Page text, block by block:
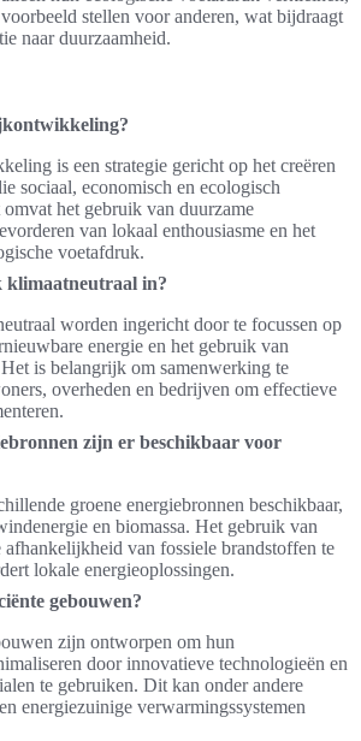
stellen voor anderen, wat bijdraagt
naar duurzaamheid.
is een strategie gericht op het creëren
sociaal, economisch en ecologisch
het gebruik van duurzame
van lokaal enthousiasme en het
voetafdruk.
klimaatneutraal in?
worden ingericht door te focussen op
energie en het gebruik van
is belangrijk om samenwerking te
overheden en bedrijven om effectieve
zijn er beschikbaar voor
groene energiebronnen beschikbaar,
en biomassa. Het gebruik van
afhankelijkheid van fossiele brandstoffen te
lokale energieoplossingen.
gebouwen?
zijn ontworpen om hun
door innovatieve technologieën en
te gebruiken. Dit kan onder andere
energiezuinige verwarmingssystemen